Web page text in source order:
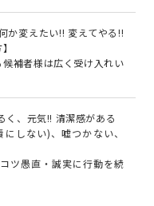
か変えたい!! 変えてやる!!
候補者様は広く受け入れい
く、元気!! 清潔感がある
しない)、嘘つかない、
ツ愚直・誠実に行動を続